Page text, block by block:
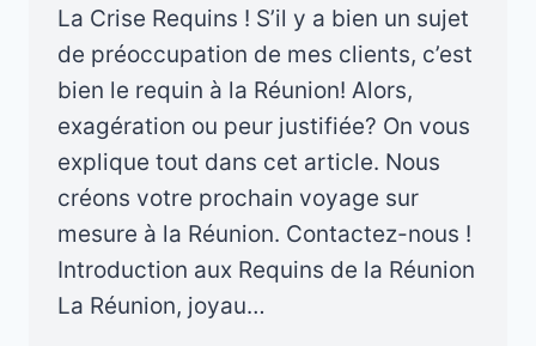
La Crise Requins ! S’il y a bien un sujet
de préoccupation de mes clients, c’est
bien le requin à la Réunion! Alors,
exagération ou peur justifiée? On vous
explique tout dans cet article. Nous
créons votre prochain voyage sur
mesure à la Réunion. Contactez-nous !
Introduction aux Requins de la Réunion
La Réunion, joyau…